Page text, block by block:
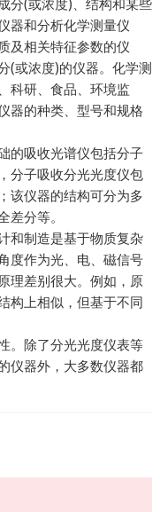
器和分析化学测量仪
及相关特征参数的仪
(或浓度)的仪器。化学测
科研、食品、环境监
器的种类、型号和规格
的吸收光谱仪包括分子
分子吸收分光光度仪包
该仪器的结构可分为多
分等。
制造是基于物质复杂
度作为光、电、磁信号
理差别很大。例如，原
构上相似，但基于不同
除了分光光度仪表等
仪器外，大多数仪器都